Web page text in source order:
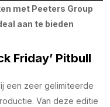
met Peeters Group
aan te bieden
Friday’ Pitbull
een zeer gelimiteerde
Van deze editie